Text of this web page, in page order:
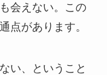
会えない。この
点があります。
い、ということ